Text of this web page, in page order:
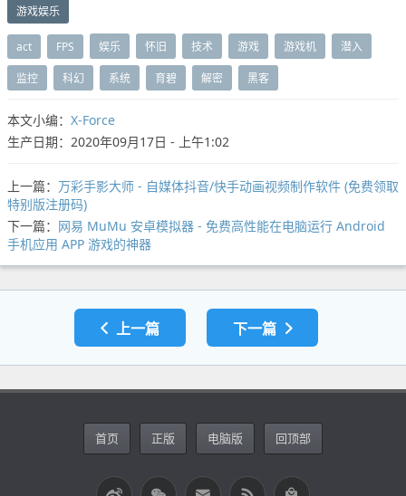
游戏娱乐
act FPS 娱乐 怀旧 技术 游戏 游戏机 潜入
监控 科幻 系统 育碧 解密 黑客
本文小编： X-Force
生产日期：2020年09月17日 - 上午1:02
上一篇： 万彩手影大师 - 自媒体抖音/快手动画视频制作软件 (免费领取
特别版注册码)
下一篇： 网易 MuMu 安卓模拟器 - 免费高性能在电脑运行 Android
手机应用 APP 游戏的神器
上一篇 下一篇
首页 正版 电脑版 回顶部